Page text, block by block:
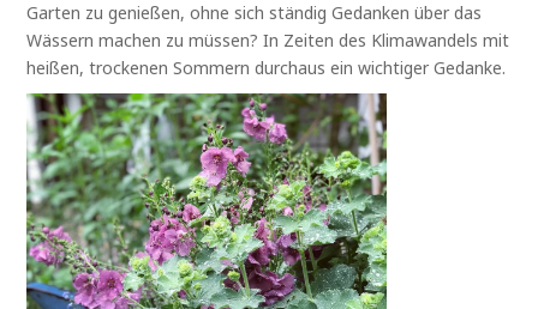
Garten zu genießen, ohne sich ständig Gedanken über das
Wässern machen zu müssen? In Zeiten des Klimawandels mit
heißen, trockenen Sommern durchaus ein wichtiger Gedanke.